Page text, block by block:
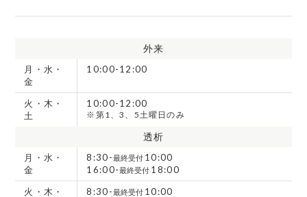
外来
月・水・
金
10:00-12:00
火・木・
土
10:00-12:00
※第1、3、5土曜日のみ
透析
月・水・
金
8:30-最終受付 10:00
16:00-最終受付 18:00
火・木・
8:30-最終受付 10:00